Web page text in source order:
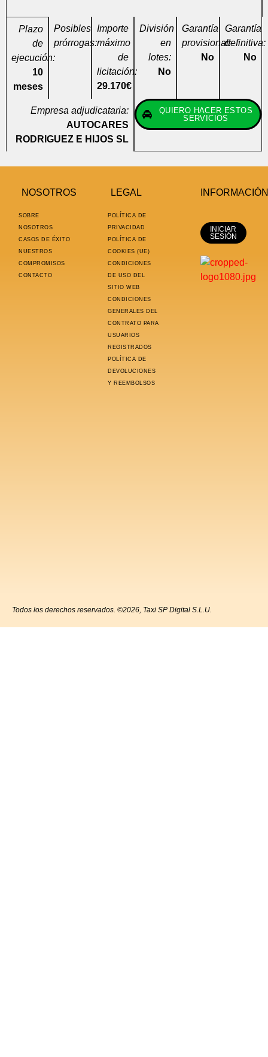
Plazo
de
ejecución:
10
meses
Posibles
prórrogas:
Importe
máximo
de
licitación:
29.170€
División
en
lotes:
No
Garantía
provisional:
No
Garantía
definitiva:
No
Empresa adjudicataria:
AUTOCARES
RODRIGUEZ E HIJOS SL
QUIERO HACER ESTOS
SERVICIOS
NOSOTROS
SOBRE
NOSOTROS
CASOS DE ÉXITO
NUESTROS
COMPROMISOS
CONTACTO
LEGAL
POLÍTICA DE
PRIVACIDAD
POLÍTICA DE
COOKIES (UE)
CONDICIONES
DE USO DEL
SITIO WEB
CONDICIONES
GENERALES DEL
CONTRATO PARA
USUARIOS
REGISTRADOS
POLÍTICA DE
DEVOLUCIONES
Y REEMBOLSOS
INFORMACIÓN
INICIAR
SESIÓN
Todos los derechos reservados. ©2026, Taxi SP Digital S.L.U.